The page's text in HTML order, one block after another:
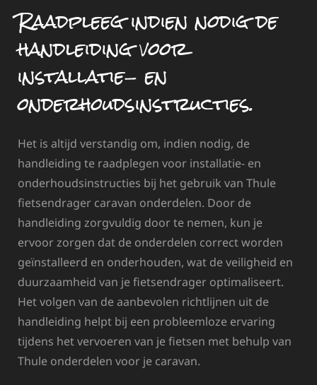
Raadpleeg indien nodig de
handleiding voor
installatie- en
onderhoudsinstructies.
Het is altijd verstandig om, indien nodig, de
handleiding te raadplegen voor installatie- en
onderhoudsinstructies bij het gebruik van Thule
fietsendrager caravan onderdelen. Door de
handleiding zorgvuldig door te nemen, kun je
ervoor zorgen dat de onderdelen correct worden
geïnstalleerd en onderhouden, wat de veiligheid en
duurzaamheid van je fietsendrager optimaliseert.
Het volgen van de aanbevolen richtlijnen uit de
handleiding helpt bij een probleemloze ervaring
tijdens het vervoeren van je fietsen met behulp van
Thule onderdelen voor je caravan.